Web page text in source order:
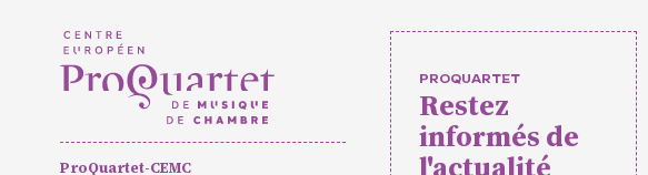
ProQuartet-CEMC
PROQUARTET
Restez
informés de
l'actualité
Pratiques
Actualités Soutenir ProQuartet Vidéos